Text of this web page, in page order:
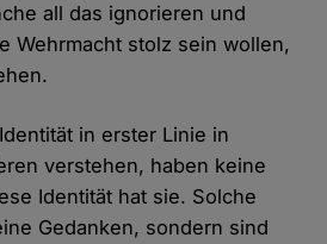
all das ignorieren und
Wehrmacht stolz sein wollen,
in erster Linie in
verstehen, haben keine
Identität hat sie. Solche
Gedanken, sondern sind